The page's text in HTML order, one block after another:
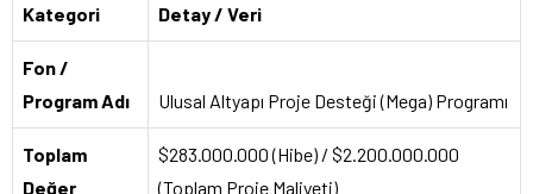
Kategori Detay / Veri
Fon /
Program Adı
Ulusal Altyapı Proje Desteği (Mega) Programı
Toplam
Değer
$283.000.000 (Hibe) / $2.200.000.000
(Toplam Proje Maliyeti)